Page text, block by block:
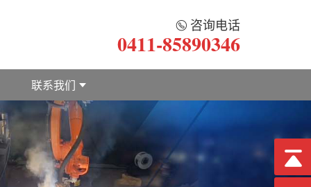
咨询电话
0411-85890346
联系我们